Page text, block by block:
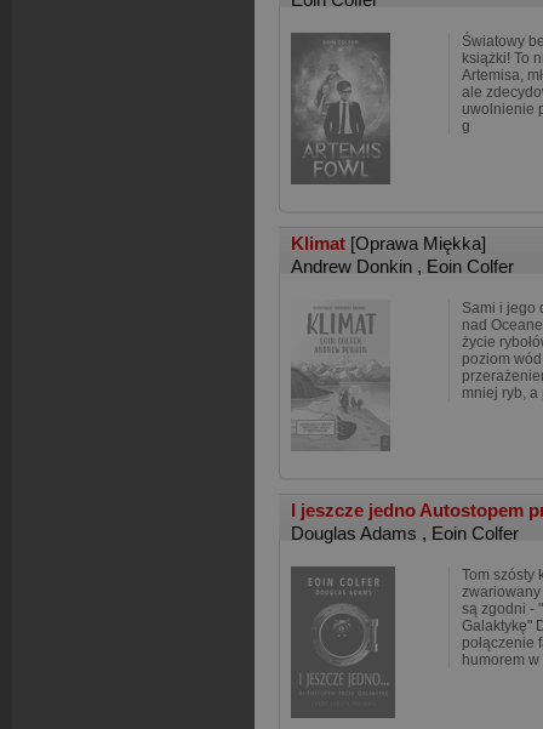
Światowy
książki! To
Artemisa,
ale
uwolnienie
g
Klimat [Oprawa Miękka]
Andrew Donkin , Eoin Colfer
Sami i jego
nad
życie
poziom
mniej ryb, a
I jeszcze jedno Autostopem
Douglas Adams , Eoin Colfer
Tom szósty
zwariowany
są zgodni -
Galaktykę"
połączenie
humorem